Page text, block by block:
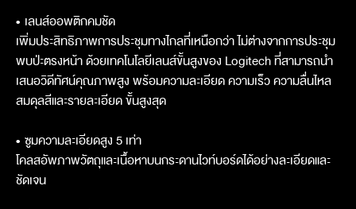
• เลนส์ออพติกคมชัด
เพิ่มประสิทธิภาพการประชุมทางไกลที่เหนือกว่า ไม่ต่างจากการประชุม
พบป่ะตรงหน้า ด้วยเทคโนโลยีเลนส์ขั้นสูงของ Logitech ที่สามารถนำ
เสนอวิดีทัศน์คุณภาพสูง พร้อมความละเอียด ความเร็ว ความลื่นไหล
สมดุลสีและรายละเอียด ขั้นสูงสุด
• ซูมความละเอียดสูง 5 เท่า
โคลสอัพภาพวัตถุและเนื้อหาบนกระดานไวท์บอร์ดได้อย่างละเอียดและ
ชัดเจน